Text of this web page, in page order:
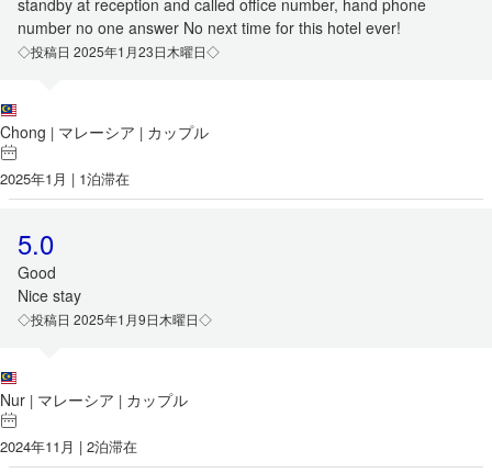
standby at reception and called office number, hand phone
number no one answer No next time for this hotel ever!
◇投稿日 2025年1月23日木曜日◇
Chong | マレーシア | カップル
2025年1月 | 1泊滞在
5.0
Good
Nice stay
◇投稿日 2025年1月9日木曜日◇
Nur | マレーシア | カップル
2024年11月 | 2泊滞在